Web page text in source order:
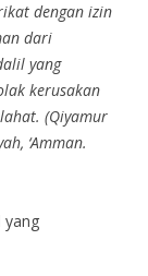
dengan izin
dari
yang
kerusakan
(Qiyamur
‘Amman.
yang